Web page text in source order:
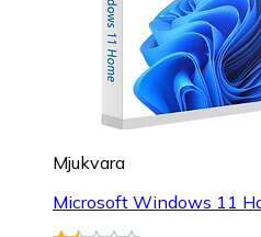
Mjukvara
Microsoft Windows 11